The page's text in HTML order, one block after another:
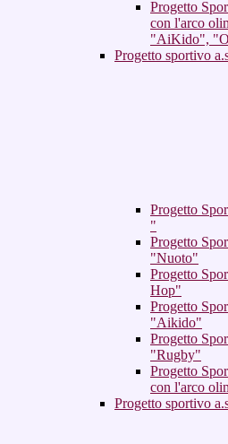
Progetto
con l'arco
"AiKido",
Progetto sportivo
Progetto
"
Progetto
"Nuoto"
Progetto
Hop"
Progetto
"Aikido"
Progetto
"Rugby"
Progetto
con l'arco
Progetto sportivo